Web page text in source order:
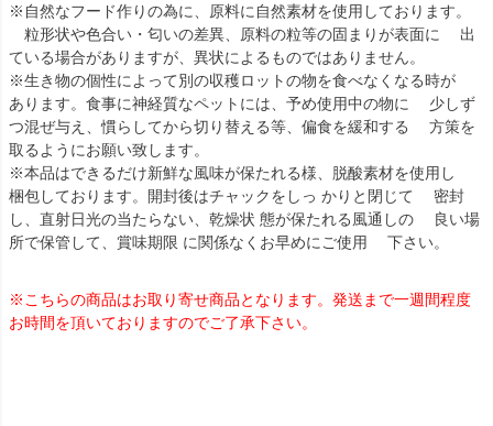
※自然なフード作りの為に、原料に自然素材を使用しております。
粒形状や色合い・匂いの差異、原料の粒等の固まりが表面に 出
ている場合がありますが、異状によるものではありません。
※生き物の個性によって別の収穫ロットの物を食べなくなる時が
あります。食事に神経質なペットには、予め使用中の物に 少しず
つ混ぜ与え、慣らしてから切り替える等、偏食を緩和する 方策を
取るようにお願い致します。
※本品はできるだけ新鮮な風味が保たれる様、脱酸素材を使用し
梱包しております。開封後はチャックをしっ かりと閉じて 密封
し、直射日光の当たらない、乾燥状 態が保たれる風通しの 良い場
所で保管して、賞味期限 に関係なくお早めにご使用 下さい。
※こちらの商品はお取り寄せ商品となります。発送まで一週間程度
お時間を頂いておりますのでご了承下さい。